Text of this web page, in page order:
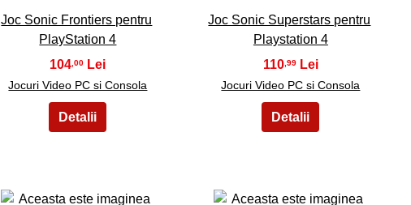
Joc Sonic Frontiers pentru
PlayStation 4
104 ,00
Jocuri Video PC si Consola
Joc Sonic Superstars pentru
Playstation 4
110,99
Jocuri Video PC si Consola